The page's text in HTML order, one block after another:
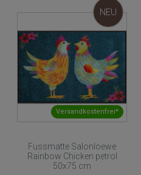
Versandkostenfrei*
NEU
Fussmatte Salonloewe
Rainbow Chicken petrol
50x75 cm